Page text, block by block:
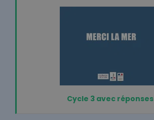
Cycle 3 avec réponses